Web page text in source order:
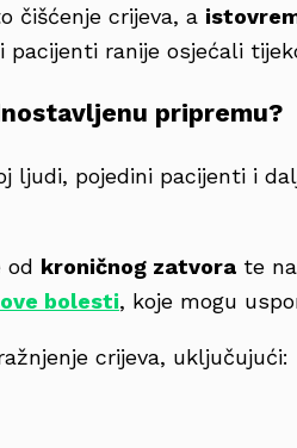
čišćenje crijeva, a
pacijenti ranije osjećali
pripremu?
ljudi, pojedini pacijenti i
od kroničnog zatvora te
bolesti, koje mogu
crijeva, uključujući: